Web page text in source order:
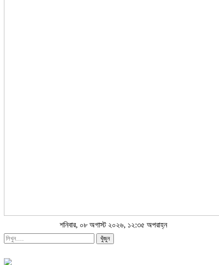
শনিবার, ০৮ অগাস্ট ২০২৬, ১২:৩৫ অপরাহ্ন
খুঁজুন